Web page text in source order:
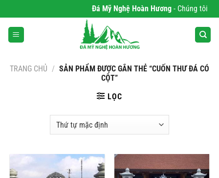
qua
nội
dung
Đá Mỹ Nghệ Hoàn Hương- Chúng tôi
TRANG CHỦ / SẢN PHẨM ĐƯỢC GẮN THẺ “CUỐN THƯ ĐÁ CÓ
CỘT”
LỌC